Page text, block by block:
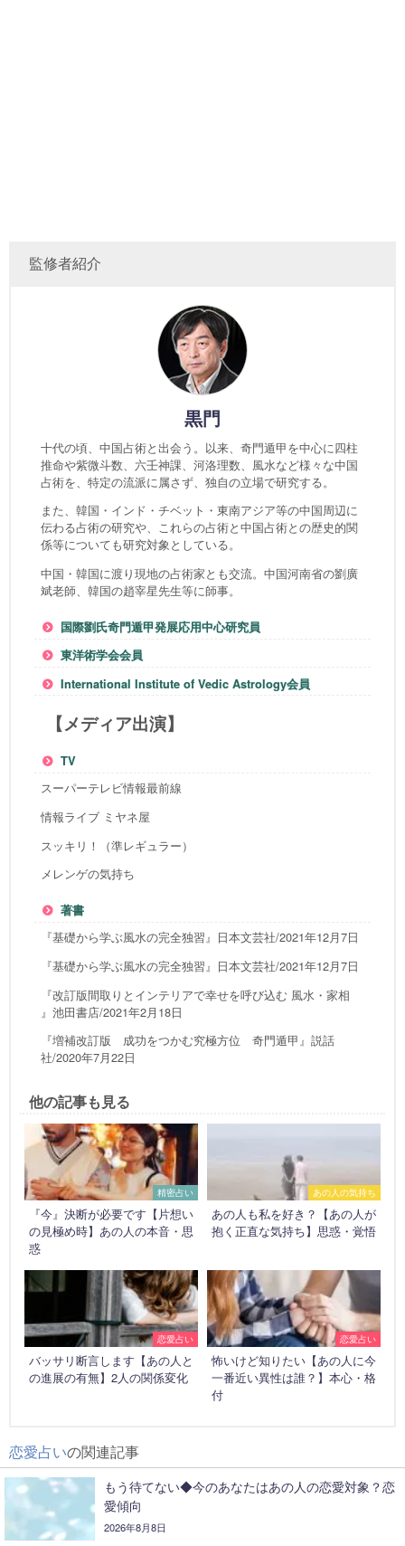
監修者紹介
黒門
十代の頃、中国占術と出会う。以来、奇門遁甲を中心に四柱
推命や紫微斗数、六壬神課、河洛理数、風水など様々な中国
占術を、特定の流派に属さず、独自の立場で研究する。
また、韓国・インド・チベット・東南アジア等の中国周辺に
伝わる占術の研究や、これらの占術と中国占術との歴史的関
係等についても研究対象としている。
中国・韓国に渡り現地の占術家とも交流。中国河南省の劉廣
斌老師、韓国の趙宰星先生等に師事。
国際劉氏奇門遁甲発展応用中心研究員
東洋術学会会員
International Institute of Vedic Astrology会員
【メディア出演】
TV
スーパーテレビ情報最前線
情報ライブ ミヤネ屋
スッキリ！（準レギュラー）
メレンゲの気持ち
著書
『基礎から学ぶ風水の完全独習』日本文芸社/2021年12月7日
『基礎から学ぶ風水の完全独習』日本文芸社/2021年12月7日
『改訂版間取りとインテリアで幸せを呼び込む 風水・家相
』池田書店/2021年2月18日
『増補改訂版 成功をつかむ究極方位 奇門遁甲』説話
社/2020年7月22日
他の記事も見る
精密占い
『今』決断が必要です【片想い
の見極め時】あの人の本音・思
惑
あの人の気持ち
あの人も私を好き？【あの人が
抱く正直な気持ち】思惑・覚悟
恋愛占い
バッサリ断言します【あの人と
の進展の有無】2人の関係変化
恋愛占い
怖いけど知りたい【あの人に今
一番近い異性は誰？】本心・格
付
恋愛占いの関連記事
もう待てない◆今のあなたはあの人の恋愛対象？恋
愛傾向
2026年8月8日